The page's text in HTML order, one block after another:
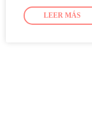
LEER MÁS